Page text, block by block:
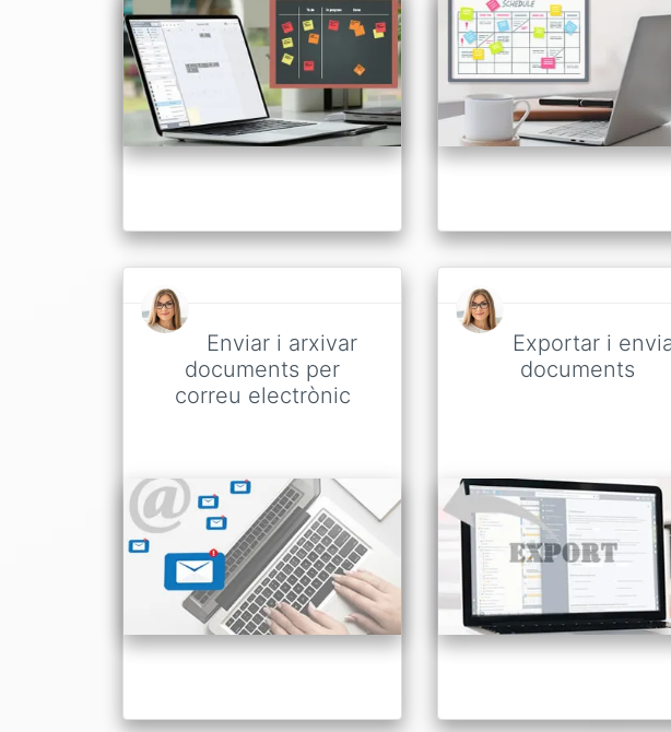
Enviar i arxivar
documents per
correu electrònic
Exportar i
documents